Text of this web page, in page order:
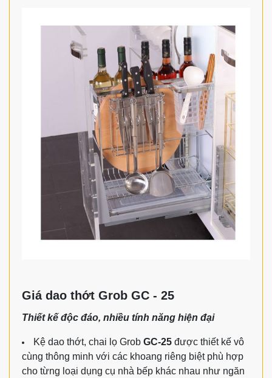
Giá dao thớt Grob GC - 25
Thiết kế độc đáo, nhiều tính năng hiện đại
Kệ dao thớt, chai lọ Grob GC-25 được thiết kế vô
cùng thông minh với các khoang riêng biệt phù hợp
cho từng loại dụng cụ nhà bếp khác nhau như ngăn